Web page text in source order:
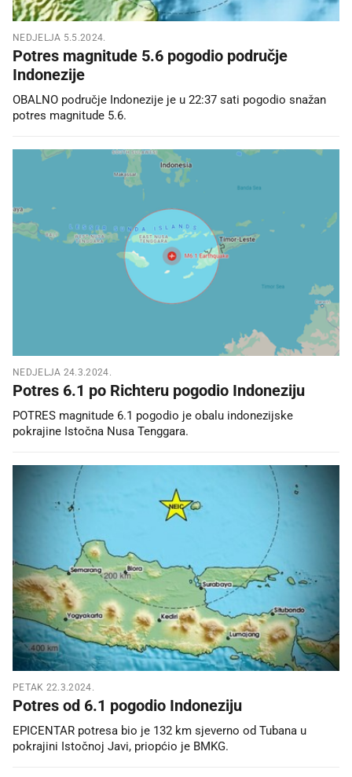
NEDJELJA 5.5.2024.
Potres magnitude 5.6 pogodio područje
Indonezije
OBALNO područje Indonezije je u 22:37 sati pogodio snažan
potres magnitude 5.6.
NEDJELJA 24.3.2024.
Potres 6.1 po Richteru pogodio Indoneziju
POTRES magnitude 6.1 pogodio je obalu indonezijske
pokrajine Istočna Nusa Tenggara.
PETAK 22.3.2024.
Potres od 6.1 pogodio Indoneziju
EPICENTAR potresa bio je 132 km sjeverno od Tubana u
pokrajini Istočnoj Javi, priopćio je BMKG.